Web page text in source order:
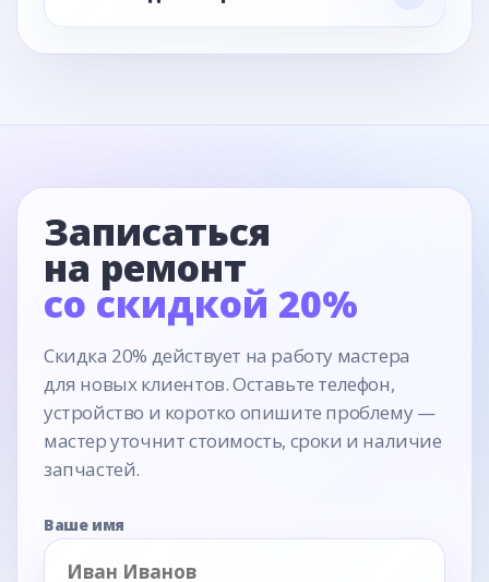
Записаться
на ремонт
со скидкой 20%
Скидка 20% действует на работу мастера
для новых клиентов. Оставьте телефон,
устройство и коротко опишите проблему —
мастер уточнит стоимость, сроки и наличие
запчастей.
Ваше имя